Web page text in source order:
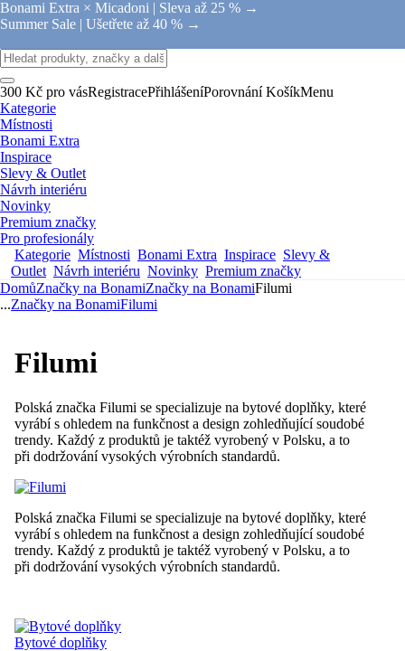
Bonami Extra × Micadoni | Sleva až 25 % →
Summer Sale | Ušetřete až 40 % →
300 Kč pro vásRegistracePřihlášeníPorovnání KošíkMenu
Kategorie
Místnosti
Bonami Extra
Inspirace
Slevy & Outlet
Návrh interiéru
Novinky
Premium značky
Pro profesionály
Kategorie Místnosti Bonami Extra Inspirace Slevy &
Outlet Návrh interiéru Novinky Premium značky
DomůZnačky na BonamiZnačky na BonamiFilumi
...Značky na BonamiFilumi
Filumi
Polská značka Filumi se specializuje na bytové doplňky, které
vyrábí s ohledem na funkčnost a design zohledňující soudobé
trendy. Každý z produktů je taktéž vyrobený v Polsku, a to
při dodržování vysokých výrobních standardů.
Polská značka Filumi se specializuje na bytové doplňky, které
vyrábí s ohledem na funkčnost a design zohledňující soudobé
trendy. Každý z produktů je taktéž vyrobený v Polsku, a to
při dodržování vysokých výrobních standardů.
Bytové doplňky